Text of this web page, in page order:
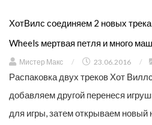
ХотВилс соединяем 2 новых
Wheels мертвая петля и много
Мистер Макс / 23.06.2016 /
Распаковка двух треков Хот
добавляем другой перенеся
для игры, затем открываем новый